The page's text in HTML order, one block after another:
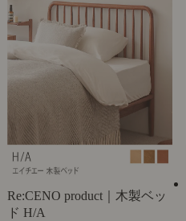
Re:CENO product｜木製ベッ
ド H/A